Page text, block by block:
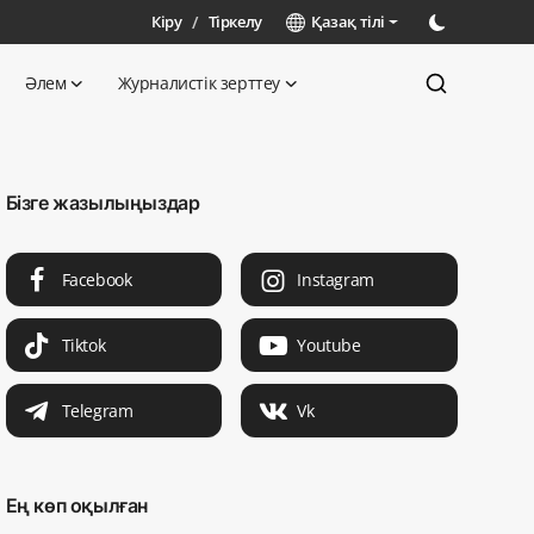
Кіру / Тіркелу Қазақ тілі
Әлем Журналистік зерттеу
Бізге жазылыңыздар
Facebook Instagram
Tiktok Youtube
Telegram Vk
Ең көп оқылған